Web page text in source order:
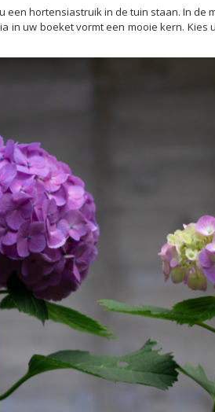
hortensiastruik in de tuin staan. In
in uw boeket vormt een mooie kern.